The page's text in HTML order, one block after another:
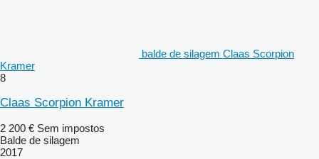
balde de silagem Claas Scorpion
Kramer
8
Claas Scorpion Kramer
2 200 € Sem impostos
Balde de silagem
2017